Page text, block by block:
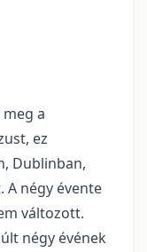
a
ez
Dublinban,
A négy évente
változott.
négy évének